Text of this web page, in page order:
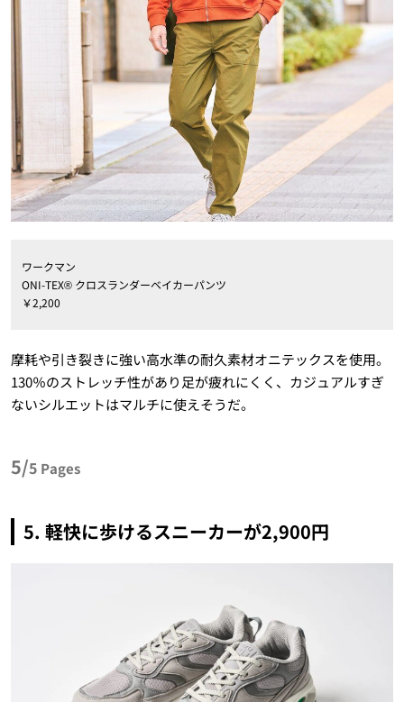
ワークマン
ONI-TEX® クロスランダーベイカーパンツ
￥2,200
摩耗や引き裂きに強い高水準の耐久素材オニテックスを使用。
130％のストレッチ性があり足が疲れにくく、カジュアルすぎ
ないシルエットはマルチに使えそうだ。
5/5 Pages
5. 軽快に歩けるスニーカーが2,900円